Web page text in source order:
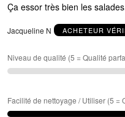
Ça essor très bien les
Jacqueline N ACHETEUR
Niveau de qualité (5 = Qualité
Facilité de nettoyage / Utiliser (5 =